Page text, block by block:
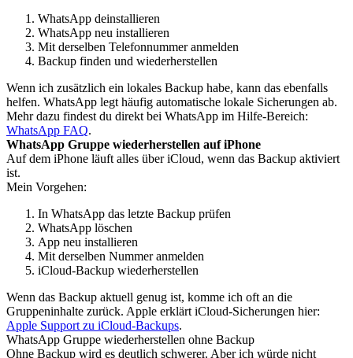
WhatsApp deinstallieren
WhatsApp neu installieren
Mit derselben Telefonnummer anmelden
Backup finden und wiederherstellen
Wenn ich zusätzlich ein lokales Backup habe, kann das ebenfalls
helfen. WhatsApp legt häufig automatische lokale Sicherungen ab.
Mehr dazu findest du direkt bei WhatsApp im Hilfe-Bereich:
WhatsApp FAQ.
WhatsApp Gruppe wiederherstellen auf iPhone
Auf dem iPhone läuft alles über iCloud, wenn das Backup aktiviert
ist.
Mein Vorgehen:
In WhatsApp das letzte Backup prüfen
WhatsApp löschen
App neu installieren
Mit derselben Nummer anmelden
iCloud-Backup wiederherstellen
Wenn das Backup aktuell genug ist, komme ich oft an die
Gruppeninhalte zurück. Apple erklärt iCloud-Sicherungen hier:
Apple Support zu iCloud-Backups.
WhatsApp Gruppe wiederherstellen ohne Backup
Ohne Backup wird es deutlich schwerer. Aber ich würde nicht